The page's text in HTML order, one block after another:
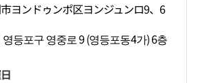
ヨンドゥンポ区ヨンジュンロ9、6
등포구 영중로 9 (영등포동4가) 6층